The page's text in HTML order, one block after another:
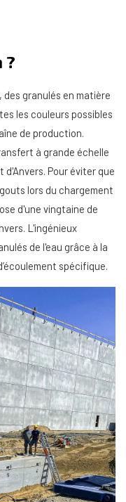
?
granulés en matière
les couleurs possibles
de production.
à grande échelle
d'Anvers. Pour éviter que
lors du chargement
d'une vingtaine de
L'ingénieux
de l'eau grâce à la
spécifique.